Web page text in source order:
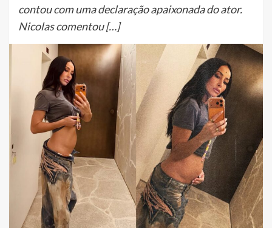
contou com uma declaração apaixonada do ator.
Nicolas comentou […]